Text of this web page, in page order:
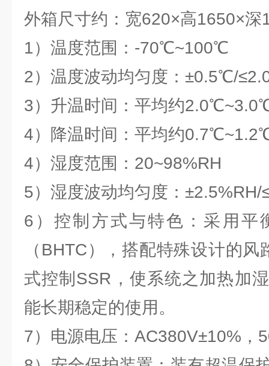
外箱尺寸约：宽620×高1650×深
1）温度范围：-70℃~100℃
2）温度波动均匀度：±0.5℃/
3）升温时间：平均约
4）降温时间：平均约
4）湿度范围：20~98%RH
5）湿度波动均匀度：±2.5%RH/
6）控制方式与特色：采用平
（BHTC），搭配特殊设计的
式控制SSR，使系统之加热加
能长期稳定的使用。
7）电源电压：AC380V±10%，